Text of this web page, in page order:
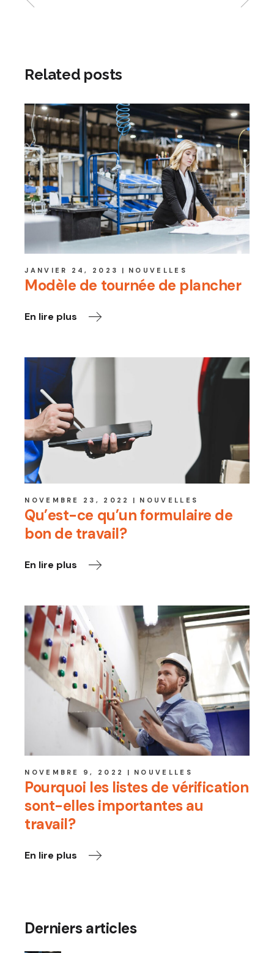
Related posts
JANVIER 24, 2023 NOUVELLES
Modèle de tournée de plancher
En lire plus
NOVEMBRE 23, 2022 NOUVELLES
Qu’est-ce qu’un formulaire de
bon de travail?
En lire plus
NOVEMBRE 9, 2022 NOUVELLES
Pourquoi les listes de vérification
sont-elles importantes au
travail?
En lire plus
Derniers articles